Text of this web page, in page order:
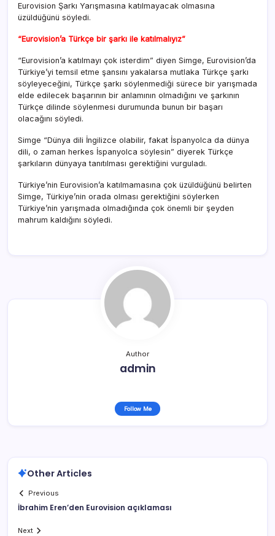
Eurovision Şarkı Yarışmasına katılmayacak olmasına
üzüldüğünü söyledi.
“Eurovision’a Türkçe bir şarkı ile katılmalıyız”
“Eurovision’a katılmayı çok isterdim” diyen Simge, Eurovision’da
Türkiye’yi temsil etme şansını yakalarsa mutlaka Türkçe şarkı
söyleyeceğini, Türkçe şarkı söylenmediği sürece bir yarışmada
elde edilecek başarının bir anlamının olmadığını ve şarkının
Türkçe dilinde söylenmesi durumunda bunun bir başarı
olacağını söyledi.
Simge “Dünya dili İngilizce olabilir, fakat İspanyolca da dünya
dili, o zaman herkes İspanyolca söylesin” diyerek Türkçe
şarkıların dünyaya tanıtılması gerektiğini vurguladı.
Türkiye’nin Eurovision’a katılmamasına çok üzüldüğünü belirten
Simge, Türkiye’nin orada olması gerektiğini söylerken
Türkiye’nin yarışmada olmadığında çok önemli bir şeyden
mahrum kaldığını söyledi.
Author
admin
Follow Me
Other Articles
Previous
İbrahim Eren’den Eurovision açıklaması
Next